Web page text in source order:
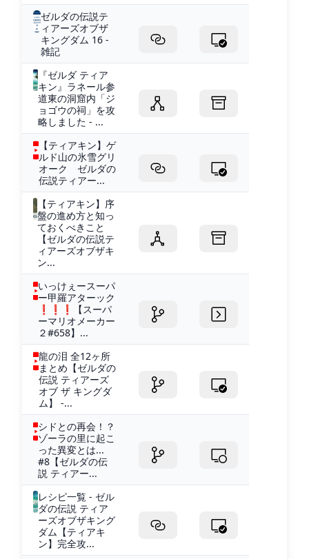
ゼルダの伝説テ
ィアーズオブザ
キングダム 16 -
雑記
『ゼルダ ティア
キン』ラネール参
道東の洞窟内「ジ
ョゴウの祠」を攻
略しました - ...
【ティアキン】ゲ
ルド山の氷雪グリ
オーク ゼルダの
伝説ティアー...
【ティアキン】序
盤の進め方と知っ
ておくべきこと
【ゼルダの伝説テ
ィアーズオブザキ
ン...
いっけぇースーパ
ー甲羅アターック
❗️❗️❗️【スーパ
ーマリオメーカー
２#658】...
龍の泪 全12ヶ所
まとめ【ゼルダの
伝説 ティアーズ
オブ ザ キングダ
ム】 -...
シドとの再会！？
ゾーラの里に起こ
った異変とは...
#8【ゼルダの伝
説 ティアー...
レシピ一覧 - ゼル
ダの伝説 ティア
ーズオブザキング
ダム【ティアキ
ン】完全攻...